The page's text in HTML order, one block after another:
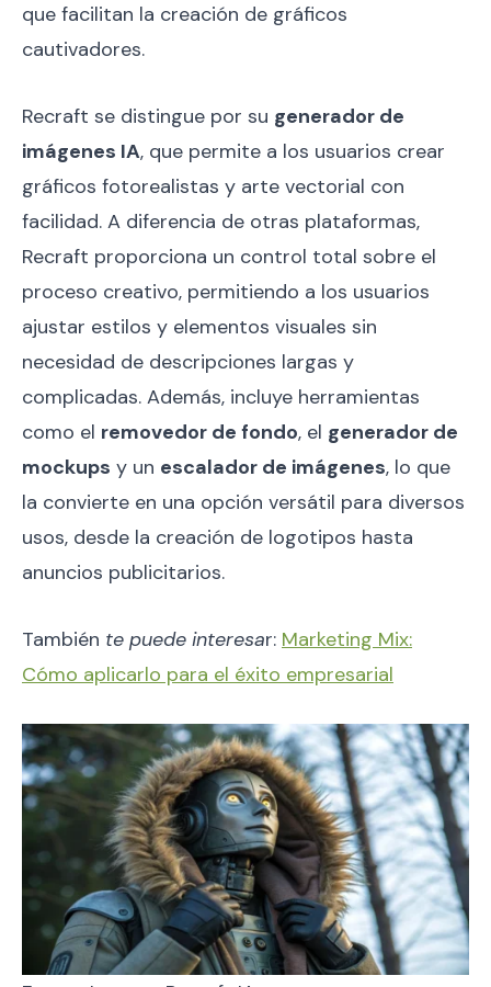
que facilitan la creación de gráficos
cautivadores.
Recraft se distingue por su generador de
imágenes IA, que permite a los usuarios crear
gráficos fotorealistas y arte vectorial con
facilidad. A diferencia de otras plataformas,
Recraft proporciona un control total sobre el
proceso creativo, permitiendo a los usuarios
ajustar estilos y elementos visuales sin
necesidad de descripciones largas y
complicadas. Además, incluye herramientas
como el removedor de fondo, el generador de
mockups y un escalador de imágenes, lo que
la convierte en una opción versátil para diversos
usos, desde la creación de logotipos hasta
anuncios publicitarios.
También te puede interesar: Marketing Mix:
Cómo aplicarlo para el éxito empresarial